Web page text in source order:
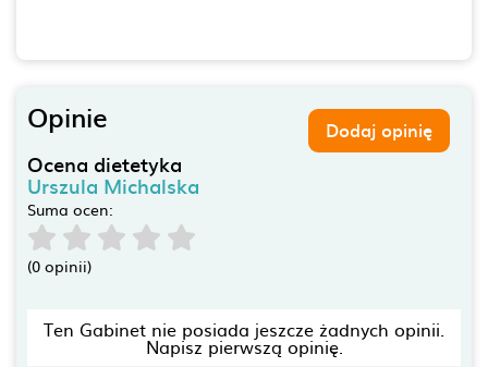
Opinie Dodaj opinię
Ocena dietetyka
Urszula Michalska
Suma ocen:
(0 opinii)
Ten Gabinet nie posiada jeszcze żadnych opinii.
Napisz pierwszą opinię.